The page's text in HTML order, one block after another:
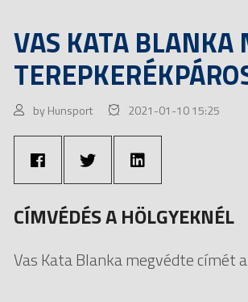
VAS KATA BLANKA
by Hunsport 2021-01-10 15:25
CÍMVÉDÉS A HÖLGYEKNÉL
Vas Kata Blanka megvédte címét